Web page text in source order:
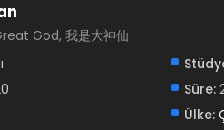
God, 我是大神仙
Süre:
Ülke: